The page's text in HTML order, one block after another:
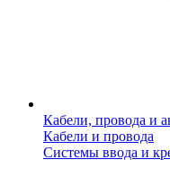
Кабели, провода и
Кабели и провода
Системы ввода и